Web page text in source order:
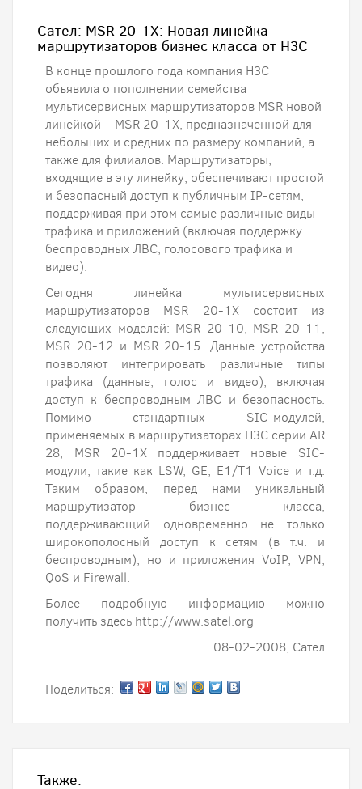
Сател: MSR 20-1X: Новая линейка
маршрутизаторов бизнес класса от H3C
В конце прошлого года компания H3C
объявила о пополнении семейства
мультисервисных маршрутизаторов MSR новой
линейкой – MSR 20-1X, предназначенной для
небольших и средних по размеру компаний, а
также для филиалов. Маршрутизаторы,
входящие в эту линейку, обеспечивают простой
и безопасный доступ к публичным IP-сетям,
поддерживая при этом самые различные виды
трафика и приложений (включая поддержку
беспроводных ЛВС, голосового трафика и
видео).
Сегодня линейка мультисервисных
маршрутизаторов MSR 20-1X состоит из
следующих моделей: MSR 20-10, MSR 20-11,
MSR 20-12 и MSR 20-15. Данные устройства
позволяют интегрировать различные типы
трафика (данные, голос и видео), включая
доступ к беспроводным ЛВС и безопасность.
Помимо стандартных SIC-модулей,
применяемых в маршрутизаторах H3C серии AR
28, MSR 20-1X поддерживает новые SIC-
модули, такие как LSW, GE, E1/T1 Voice и т.д.
Таким образом, перед нами уникальный
маршрутизатор бизнес класса,
поддерживающий одновременно не только
широкополосный доступ к сетям (в т.ч. и
беспроводным), но и приложения VoIP, VPN,
QoS и Firewall.
Более подробную информацию можно
получить здесь http://www.satel.org
08-02-2008, Сател
Поделиться:
Также: